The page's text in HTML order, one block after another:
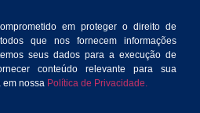
em proteger o direito de
que nos fornecem informações
seus dados para a execução de
conteúdo relevante para sua
em nossa Política de Privacidade.